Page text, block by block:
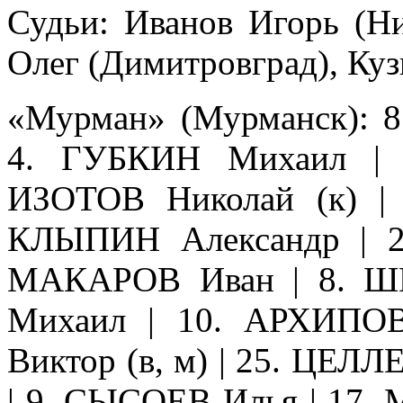
Судьи: Иванов Игорь
Олег (Димитровград),
«Мурман» (Мурманск):
4. ГУБКИН Михаил |
ИЗОТОВ Николай (к)
КЛЫПИН Александр |
МАКАРОВ Иван | 8.
Михаил | 10.
Виктор (в, м) | 25.